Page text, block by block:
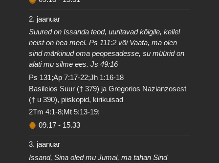
2. jaanuar
Suured on Issanda teod, uuritavad kõigile, kellel
neist on hea meel. Ps 111:2 või Vaata, ma olen
sind märkinud oma peopesadesse, su müürid on
alati mu silme ees. Js 49:16
Ps 131;Ap 7:17-22;Jh 1:16-18
Basileios Suur († 379) ja Gregorios Nazianzosest
(† u 390), piiskopid, kirikuisad
2Tm 4:1-8;Mt 5:13-19;
09.17 - 15.33
3. jaanuar
Issand, Sina oled mu Jumal, ma tahan Sind